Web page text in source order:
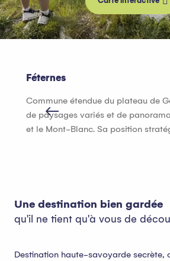
Féternes
Commune étendue du plateau de
de paysages variés et de
et le Mont-Blanc. Sa position
Une destination bien gardée
qu'il ne tient qu'à vous de
Destination haute-savoyarde secrète,